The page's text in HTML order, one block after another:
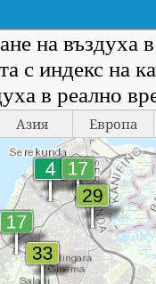
на въздуха
с индекс на
в реално
Азия Европа